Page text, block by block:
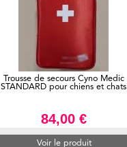
Trousse de secours Cyno Medic
STANDARD pour chiens et chats
84,00 €
Voir le produit